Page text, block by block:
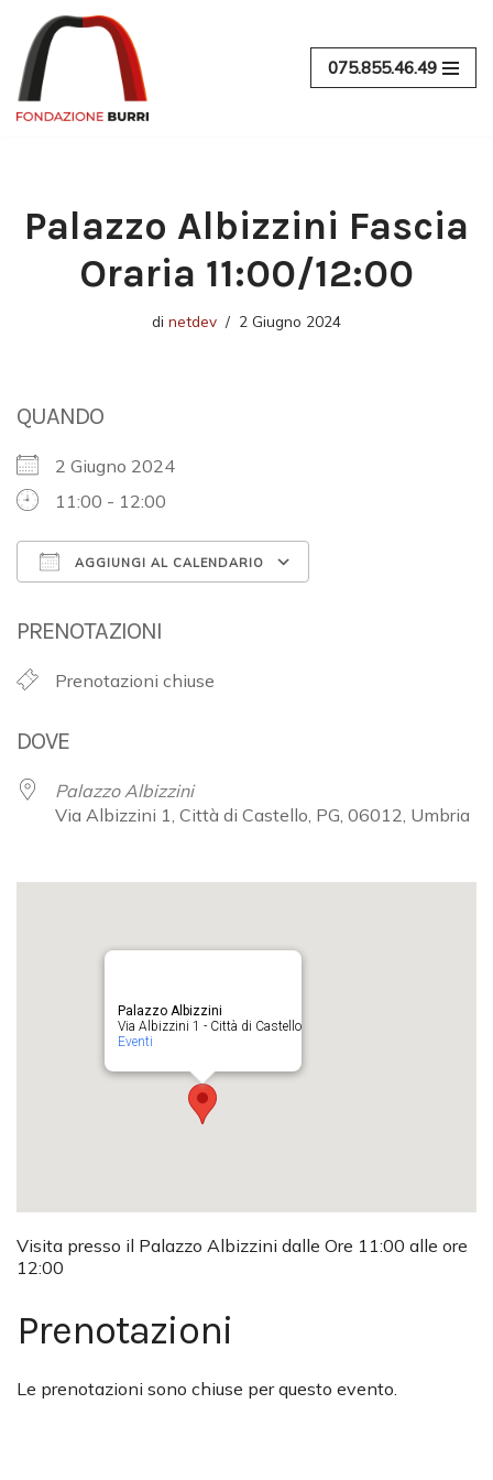
Vai
al
contenuto
075.855.46.49
Palazzo Albizzini Fascia
Oraria 11:00/12:00
di netdev 2 Giugno 2024
QUANDO
2 Giugno 2024
11:00 - 12:00
AGGIUNGI AL CALENDARIO
PRENOTAZIONI
Prenotazioni chiuse
DOVE
Palazzo Albizzini
Via Albizzini 1, Città di Castello, PG, 06012, Umbria
Palazzo Albizzini
Via Albizzini 1 - Città di Castello
Eventi
Visita presso il Palazzo Albizzini dalle Ore 11:00 alle ore
12:00
Prenotazioni
Le prenotazioni sono chiuse per questo evento.